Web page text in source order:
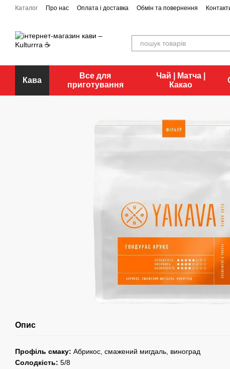
Перейти до основного контенту
Каталог Про нас Оплата і доставка Обмін та повернення
Кава
Все для
приготування
Чай | Матча |
Какао
Опис
Профіль смаку: Абрикос, смажений мигдаль, виноград
Солодкість: 5/8